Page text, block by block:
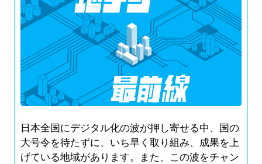
日本全国にデジタル化の波が押し寄せる中、国の
大号令を待たずに、いち早く取り組み、成果を上
げている地域があります。また、この波をチャン